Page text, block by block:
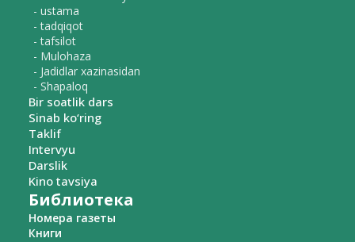
- ustama
- tadqiqot
- tafsilot
- Mulohaza
- Jadidlar xazinasidan
- Shapaloq
Bir soatlik dars
Sinab ko‘ring
Taklif
Intervyu
Darslik
Kino tavsiya
Библиотека
Номера газеты
Книги